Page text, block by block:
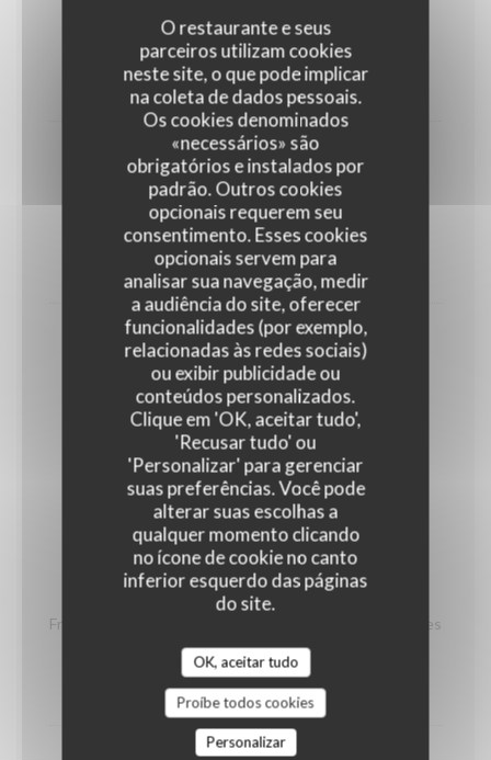
O restaurante e seus
parceiros utilizam cookies
neste site, o que pode implicar
na coleta de dados pessoais.
Os cookies denominados
«necessários» são
obrigatórios e instalados por
padrão. Outros cookies
opcionais requerem seu
consentimento. Esses cookies
opcionais servem para
analisar sua navegação, medir
a audiência do site, oferecer
funcionalidades (por exemplo,
relacionadas às redes sociais)
ou exibir publicidade ou
conteúdos personalizados.
Clique em 'OK, aceitar tudo',
'Recusar tudo' ou
'Personalizar' para gerenciar
suas preferências. Você pode
alterar suas escolhas a
qualquer momento clicando
no ícone de cookie no canto
inferior esquerdo das páginas
do site.
OK, aceitar tudo
Proíbe todos cookies
Personalizar
Gambas
Flambées au whisky, à la crème à l'ail
25,00 EUR
Cassolette de la mer
GLÚTEN CRUSTÁCEO
LEITE
Assiette de la mer
Huîtres, saumon fumé, crevettes, bulots cuits
CRUSTÁCEO PEIXE MOLUSCOS
30,00 EUR
Côté Fromage
Tartine flamande
Frites, salade, lardons & oignons poêlés, tomate, maroilles
GLÚTEN LEITE
15,00 EUR